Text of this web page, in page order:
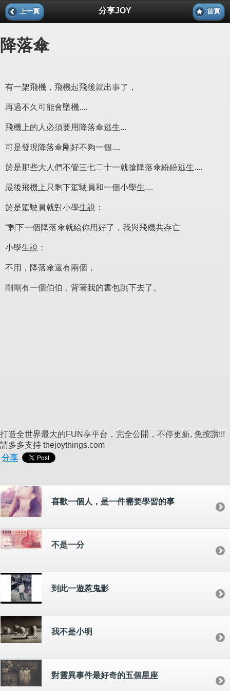
上一頁 分享JOY 首頁
降落傘
有一架飛機，飛機起飛後就出事了，
再過不久可能會墜機....
飛機上的人必須要用降落傘逃生...
可是發現降落傘剛好不夠一個....
於是那些大人們不管三七二十一就搶降落傘紛紛逃生....
最後飛機上只剩下駕駛員和一個小學生....
於是駕駛員就對小學生說：
“剩下一個降落傘就給你用好了，我與飛機共存亡
小學生說：
不用，降落傘還有兩個，
剛剛有一個伯伯，背著我的書包跳下去了。
打造全世界最大的FUN享平台，完全公開，不停更新, 免按讚!!!
請多多支持 thejoythings.com
分享
喜歡一個人，是一件需要學習的事
不是一分
到此一遊惹鬼影
我不是小明
對靈異事件最好奇的五個星座